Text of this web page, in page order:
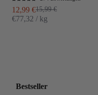
Angebot
12,99 €Regulärer Preis
15,99 €
€77,32 / kg
Bestseller